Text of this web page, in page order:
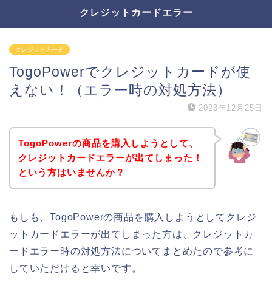
クレジットカードエラー
クレジットカード
TogoPowerでクレジットカードが使
えない！（エラー時の対処方法）
2023年12月25日
TogoPowerの商品を購入しようとして、
クレジットカードエラーが出てしまった！
という方はいませんか？
もしも、TogoPowerの商品を購入しようとしてクレジ
ットカードエラーが出てしまった方は、クレジットカ
ードエラー時の対処方法についてまとめたので参考に
していただけると幸いです。